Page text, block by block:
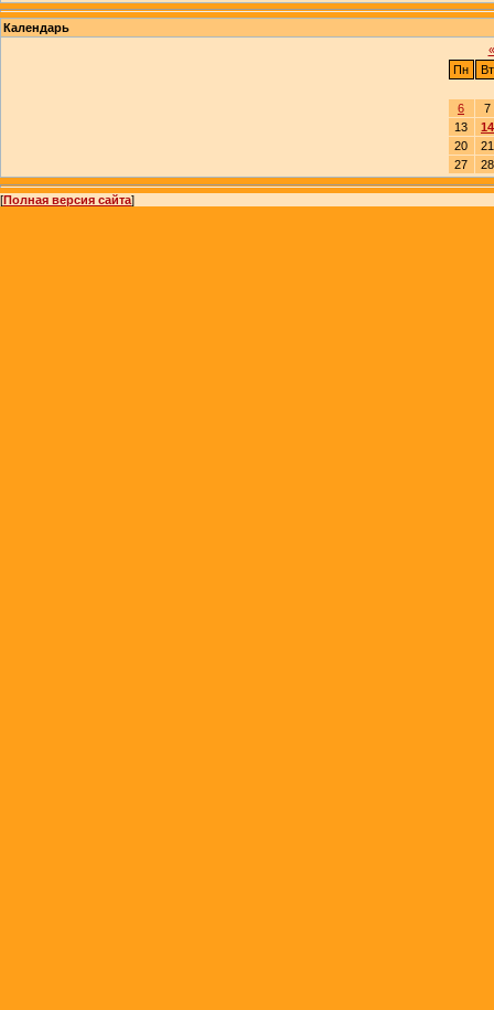
Календарь
«
Пн
Вт
6
7
13
14
20
21
27
28
[Полная версия сайта]